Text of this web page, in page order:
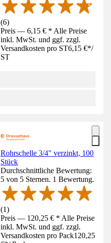
(6)
Preis — 6,15 € * Alle Preise
inkl. MwSt. und ggf. zzgl.
Versandkosten pro ST6,15 €*/
ST
Rohrschelle 3/4" verzinkt, 100
Stück
Durchschnittliche Bewertung:
5 von 5 Sternen. 1 Bewertung.
(1)
Preis — 120,25 € * Alle Preise
inkl. MwSt. und ggf. zzgl.
Versandkosten pro Pack120,25